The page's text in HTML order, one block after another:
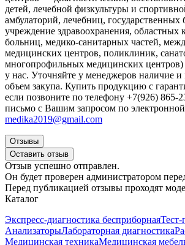
детей, лечебной физкультуры и
амбулаторий, лечебниц,
учреждение здравоохранения, областных
больниц, медико-санитарных частей,
медицинских центров, поликлиник,
многопрофильных медицинских
у нас. Уточняйте у менеджеров наличие
объем закупа. Купить продукцию с
если позвоните по телефону +7(926) 865-
письмо с Вашим запросом по
medika2019@gmail.com
Отзывы
Оставить отзыв
Отзыв успешно отправлен.
Он будет проверен администратором
Перед публикацией отзывы проходят
Каталог
Экспресс-диагностика бесприборнаяТест-
АнализаторыЛабораторная диагностика
Медицинская техникаМедицинская